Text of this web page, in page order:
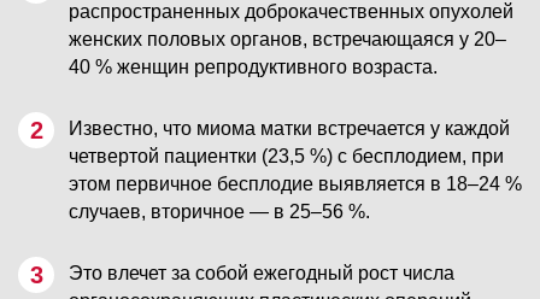
распространенных доброкачественных опухолей
женских половых органов, встречающаяся у 20–
40 % женщин репродуктивного возраста.
Известно, что миома матки встречается у каждой
четвертой пациентки (23,5 %) с бесплодием, при
этом первичное бесплодие выявляется в 18–24 %
случаев, вторичное — в 25–56 %.
Это влечет за собой ежегодный рост числа